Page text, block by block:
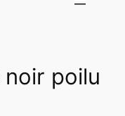
noir poilu